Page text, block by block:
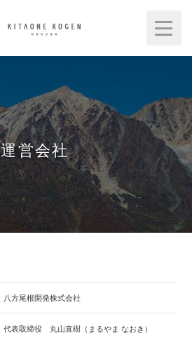
運営会社
八方尾根開発株式会社
代表取締役 丸山直樹（まるやま なおき）